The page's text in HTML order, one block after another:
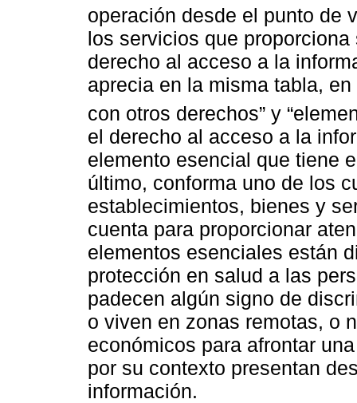
operación desde el punto de
los servicios que
derecho al acceso a la
aprecia en la misma tabla,
con otros derechos” y
el derecho al acceso a la
elemento esencial que tiene
último, conforma uno de los
establecimientos, bienes y
cuenta para proporcionar
elementos esenciales están
protección en salud a las
padecen algún signo de
o viven en zonas remotas, o
económicos para afrontar
por su contexto presentan
información.